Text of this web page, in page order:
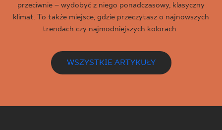
przeciwnie – wydobyć z niego ponadczasowy, klasyczny
klimat. To także miejsce, gdzie przeczytasz o najnowszych
trendach czy najmodniejszych kolorach.
WSZYSTKIE ARTYKUŁY